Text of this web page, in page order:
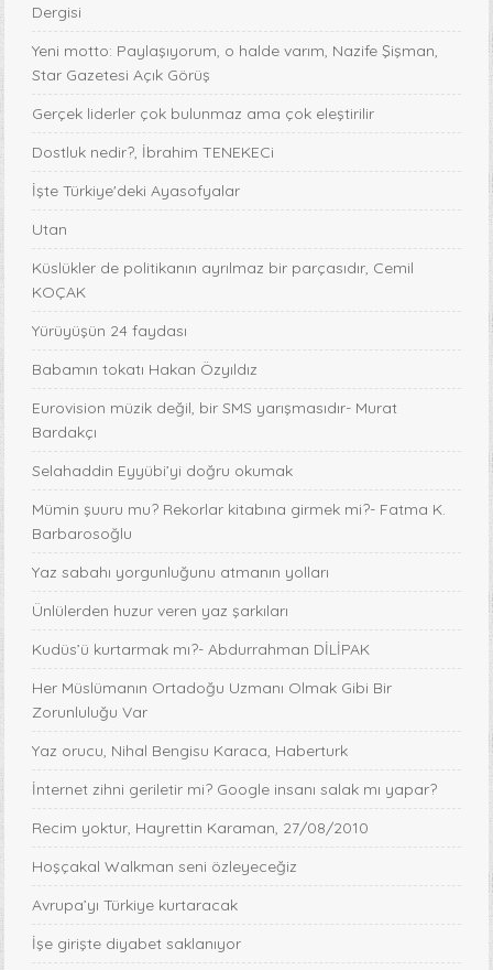
Dergisi
Yeni motto: Paylaşıyorum, o halde varım, Nazife Şişman,
Star Gazetesi Açık Görüş
Gerçek liderler çok bulunmaz ama çok eleştirilir
Dostluk nedir?, İbrahim TENEKECi
İşte Türkiye'deki Ayasofyalar
Utan
Küslükler de politikanın ayrılmaz bir parçasıdır, Cemil
KOÇAK
Yürüyüşün 24 faydası
Babamın tokatı Hakan Özyıldız
Eurovision müzik değil, bir SMS yarışmasıdır- Murat
Bardakçı
Selahaddin Eyyübi’yi doğru okumak
Mümin şuuru mu? Rekorlar kitabına girmek mi?- Fatma K.
Barbarosoğlu
Yaz sabahı yorgunluğunu atmanın yolları
Ünlülerden huzur veren yaz şarkıları
Kudüs’ü kurtarmak mı?- Abdurrahman DİLİPAK
Her Müslümanın Ortadoğu Uzmanı Olmak Gibi Bir
Zorunluluğu Var
Yaz orucu, Nihal Bengisu Karaca, Haberturk
İnternet zihni geriletir mi? Google insanı salak mı yapar?
Recim yoktur, Hayrettin Karaman, 27/08/2010
Hoşçakal Walkman seni özleyeceğiz
Avrupa’yı Türkiye kurtaracak
İşe girişte diyabet saklanıyor